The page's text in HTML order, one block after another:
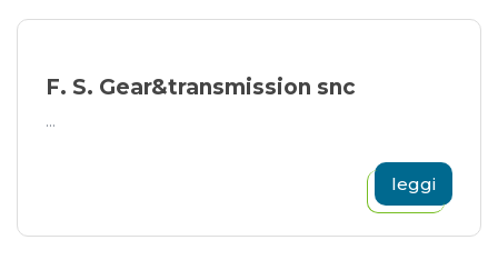
F. S. Gear&transmission snc
...
leggi